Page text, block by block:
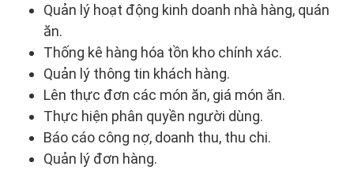
Quản lý hoạt động kinh doanh nhà hàng, quán
ăn.
Thống kê hàng hóa tồn kho chính xác.
Quản lý thông tin khách hàng.
Lên thực đơn các món ăn, giá món ăn.
Thực hiện phân quyền người dùng.
Báo cáo công nợ, doanh thu, thu chi.
Quản lý đơn hàng.